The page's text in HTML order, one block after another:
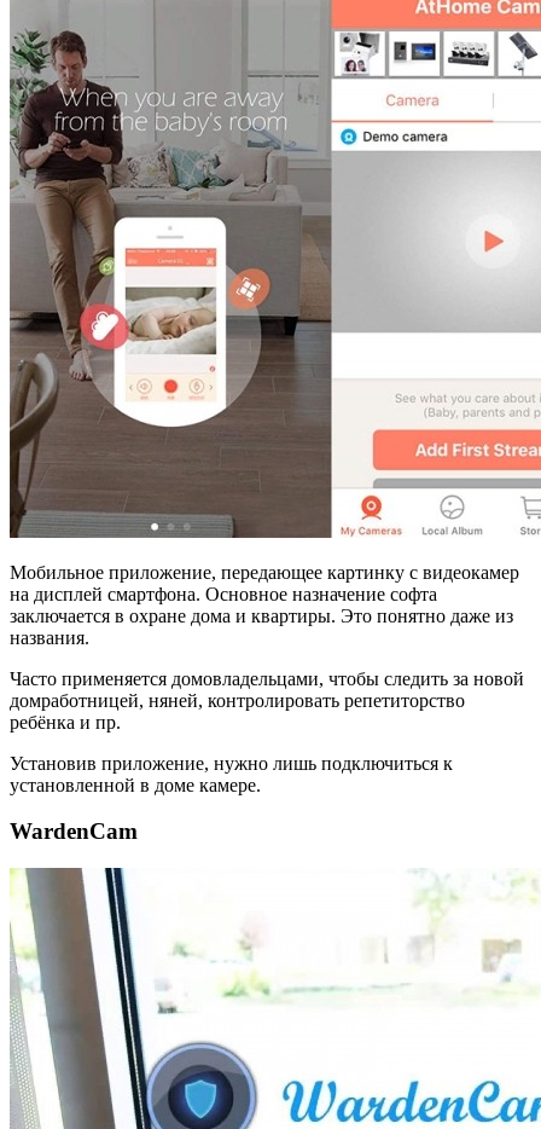
Мобильное приложение, передающее картинку с видеокамер
на дисплей смартфона. Основное назначение софта
заключается в охране дома и квартиры. Это понятно даже из
названия.
Часто применяется домовладельцами, чтобы следить за новой
домработницей, няней, контролировать репетиторство
ребёнка и пр.
Установив приложение, нужно лишь подключиться к
установленной в доме камере.
WardenCam